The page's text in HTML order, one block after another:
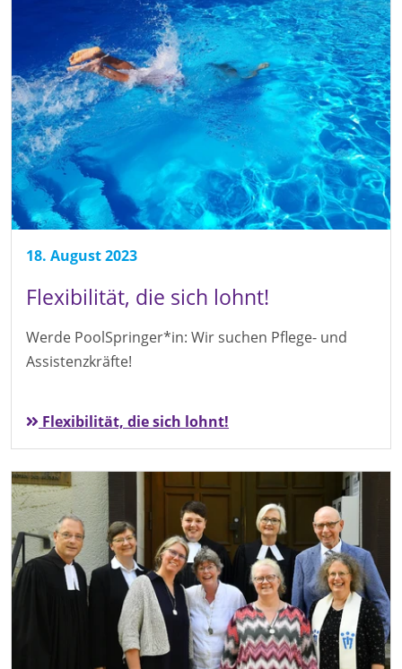
18. August 2023
Flexibilität, die sich lohnt!
Werde PoolSpringer*in: Wir suchen Pflege- und
Assistenzkräfte!
Flexibilität, die sich lohnt!